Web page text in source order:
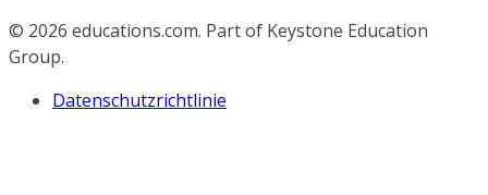
© 2026 educations.com. Part of Keystone Education
Group.
Datenschutzrichtlinie